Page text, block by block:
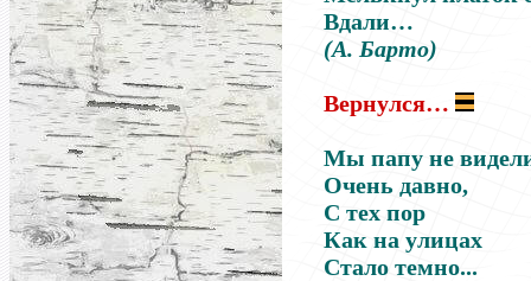
Вдали…
(А. Барто)
Вернулся…
Мы папу не
Очень давно,
С тех пор
Как на улицах
Стало темно...